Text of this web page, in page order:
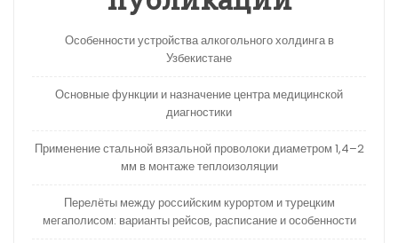
Особенности устройства алкогольного холдинга в
Узбекистане
Основные функции и назначение центра медицинской
диагностики
Применение стальной вязальной проволоки диаметром 1,4–2
мм в монтаже теплоизоляции
Перелёты между российским курортом и турецким
мегаполисом: варианты рейсов, расписание и особенности